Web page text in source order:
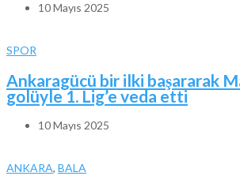
10 Mayıs 2025
SPOR
Ankaragücü bir ilki başararak
golüyle 1. Lig’e veda etti
10 Mayıs 2025
ANKARA, BALA